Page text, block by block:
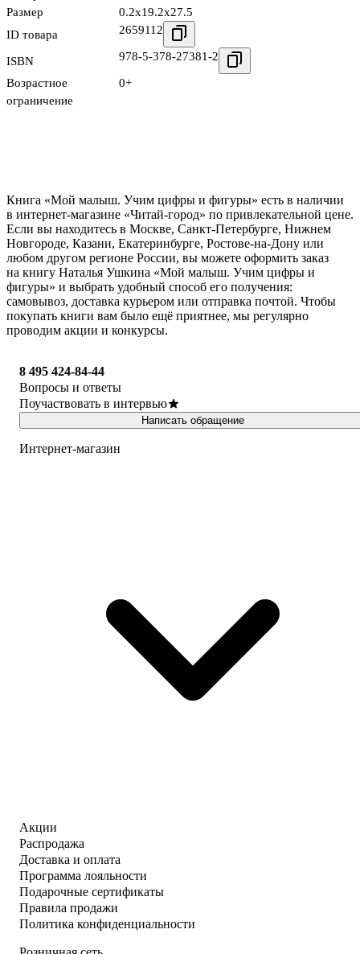
Размер
0.2x19.2x27.5
ID товара
2659112
ISBN 978-5-378-27381-2
Возрастное
ограничение
0+
Книга «Мой малыш. Учим цифры и фигуры» есть в наличии
в интернет-магазине «Читай-город» по привлекательной цене.
Если вы находитесь в Москве, Санкт-Петербурге, Нижнем
Новгороде, Казани, Екатеринбурге, Ростове-на-Дону или
любом другом регионе России, вы можете оформить заказ
на книгу Наталья Ушкина «Мой малыш. Учим цифры и
фигуры» и выбрать удобный способ его получения:
самовывоз, доставка курьером или отправка почтой. Чтобы
покупать книги вам было ещё приятнее, мы регулярно
проводим акции и конкурсы.
8 495 424-84-44
Вопросы и ответы
Поучаствовать в интервью
Написать обращение
Интернет-магазин
Акции
Распродажа
Доставка и оплата
Программа лояльности
Подарочные сертификаты
Правила продажи
Политика конфиденциальности